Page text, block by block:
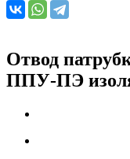
Отвод
ППУ-ПЭ